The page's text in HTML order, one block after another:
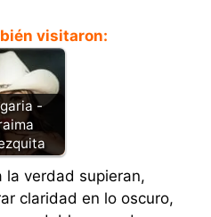
visitaron:
-
la verdad supieran,
claridad en lo oscuro,